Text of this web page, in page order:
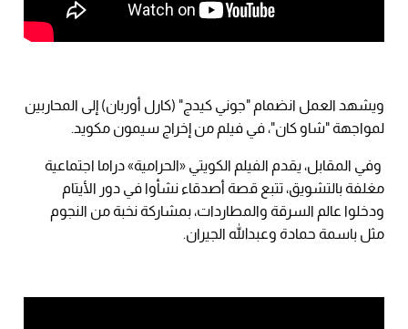
ويشهد العمل انضمام "جوني كيدج" (كارل أوربان) إلى المحاربين
لمواجهة "شاو كان"، في فيلم من إخراج سيمون مكويد.
وفي المقابل، يقدم الفيلم الكويتي «الحرامية» دراما اجتماعية
مغلفة بالتشويق، تتبع قصة أصدقاء نشأوا في دور الأيتام
ودخلوا عالم السرقة والمطاردات، بمشاركة نخبة من النجوم
مثل باسمة حمادة وعبدالله الجيران.